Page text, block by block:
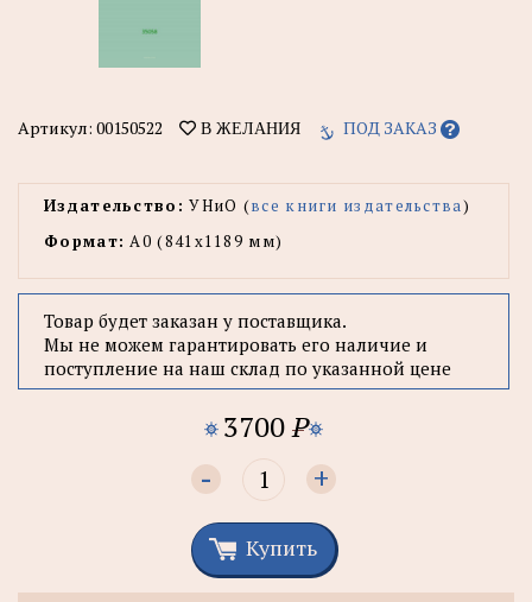
Артикул: 00150522 В ЖЕЛАНИЯ ПОД ЗАКАЗ
Издательство: УНиО (все книги издательства)
Формат: А0 (841x1189 мм)
Товар будет заказан у поставщика.
Мы не можем гарантировать его наличие и
поступление на наш склад по указанной цене
3700P
- +
Купить